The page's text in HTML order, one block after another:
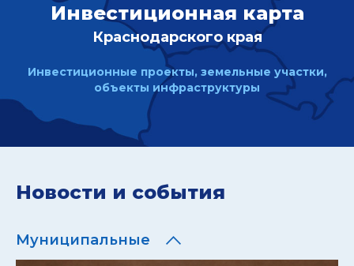
Инвестиционная карта
Краснодарского края
Инвестиционные проекты, земельные участки,
объекты инфраструктуры
Новости и события
Муниципальные